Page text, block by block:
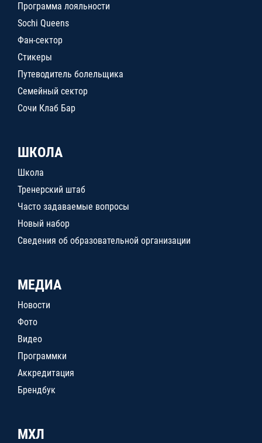
Программа лояльности
Sochi Queens
Фан-сектор
Стикеры
Путеводитель болельщика
Семейный сектор
Сочи Клаб Бар
ШКОЛА
Школа
Тренерский штаб
Часто задаваемые вопросы
Новый набор
Сведения об образовательной организации
МЕДИА
Новости
Фото
Видео
Программки
Аккредитация
Брендбук
МХЛ